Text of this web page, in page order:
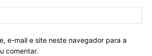
e-mail e site neste navegador para a
comentar.